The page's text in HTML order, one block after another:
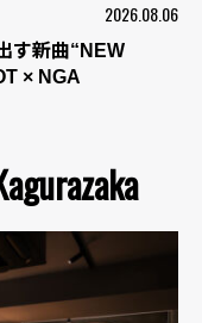
2026.08.06
す新曲“NEW
× NGA